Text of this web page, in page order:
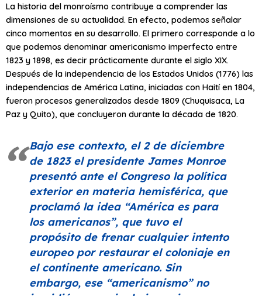
La historia del monroísmo contribuye a comprender las
dimensiones de su actualidad. En efecto, podemos señalar
cinco momentos en su desarrollo. El primero corresponde a lo
que podemos denominar americanismo imperfecto entre
1823 y 1898, es decir prácticamente durante el siglo XIX.
Después de la independencia de los Estados Unidos (1776) las
independencias de América Latina, iniciadas con Haití en 1804,
fueron procesos generalizados desde 1809 (Chuquisaca, La
Paz y Quito), que concluyeron durante la década de 1820.
Bajo ese contexto, el 2 de diciembre
de 1823 el presidente James Monroe
presentó ante el Congreso la política
exterior en materia hemisférica, que
proclamó la idea “América es para
los americanos”, que tuvo el
propósito de frenar cualquier intento
europeo por restaurar el coloniaje en
el continente americano. Sin
embargo, ese “americanismo”no